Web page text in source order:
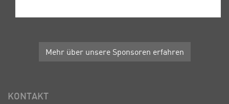
Mehr über unsere Sponsoren erfahren
KONTAKT